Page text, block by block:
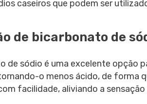
caseiros que podem ser
de bicarbonato de
de sódio é uma excelente opção
o menos ácido, de forma
facilidade, aliviando a sensação